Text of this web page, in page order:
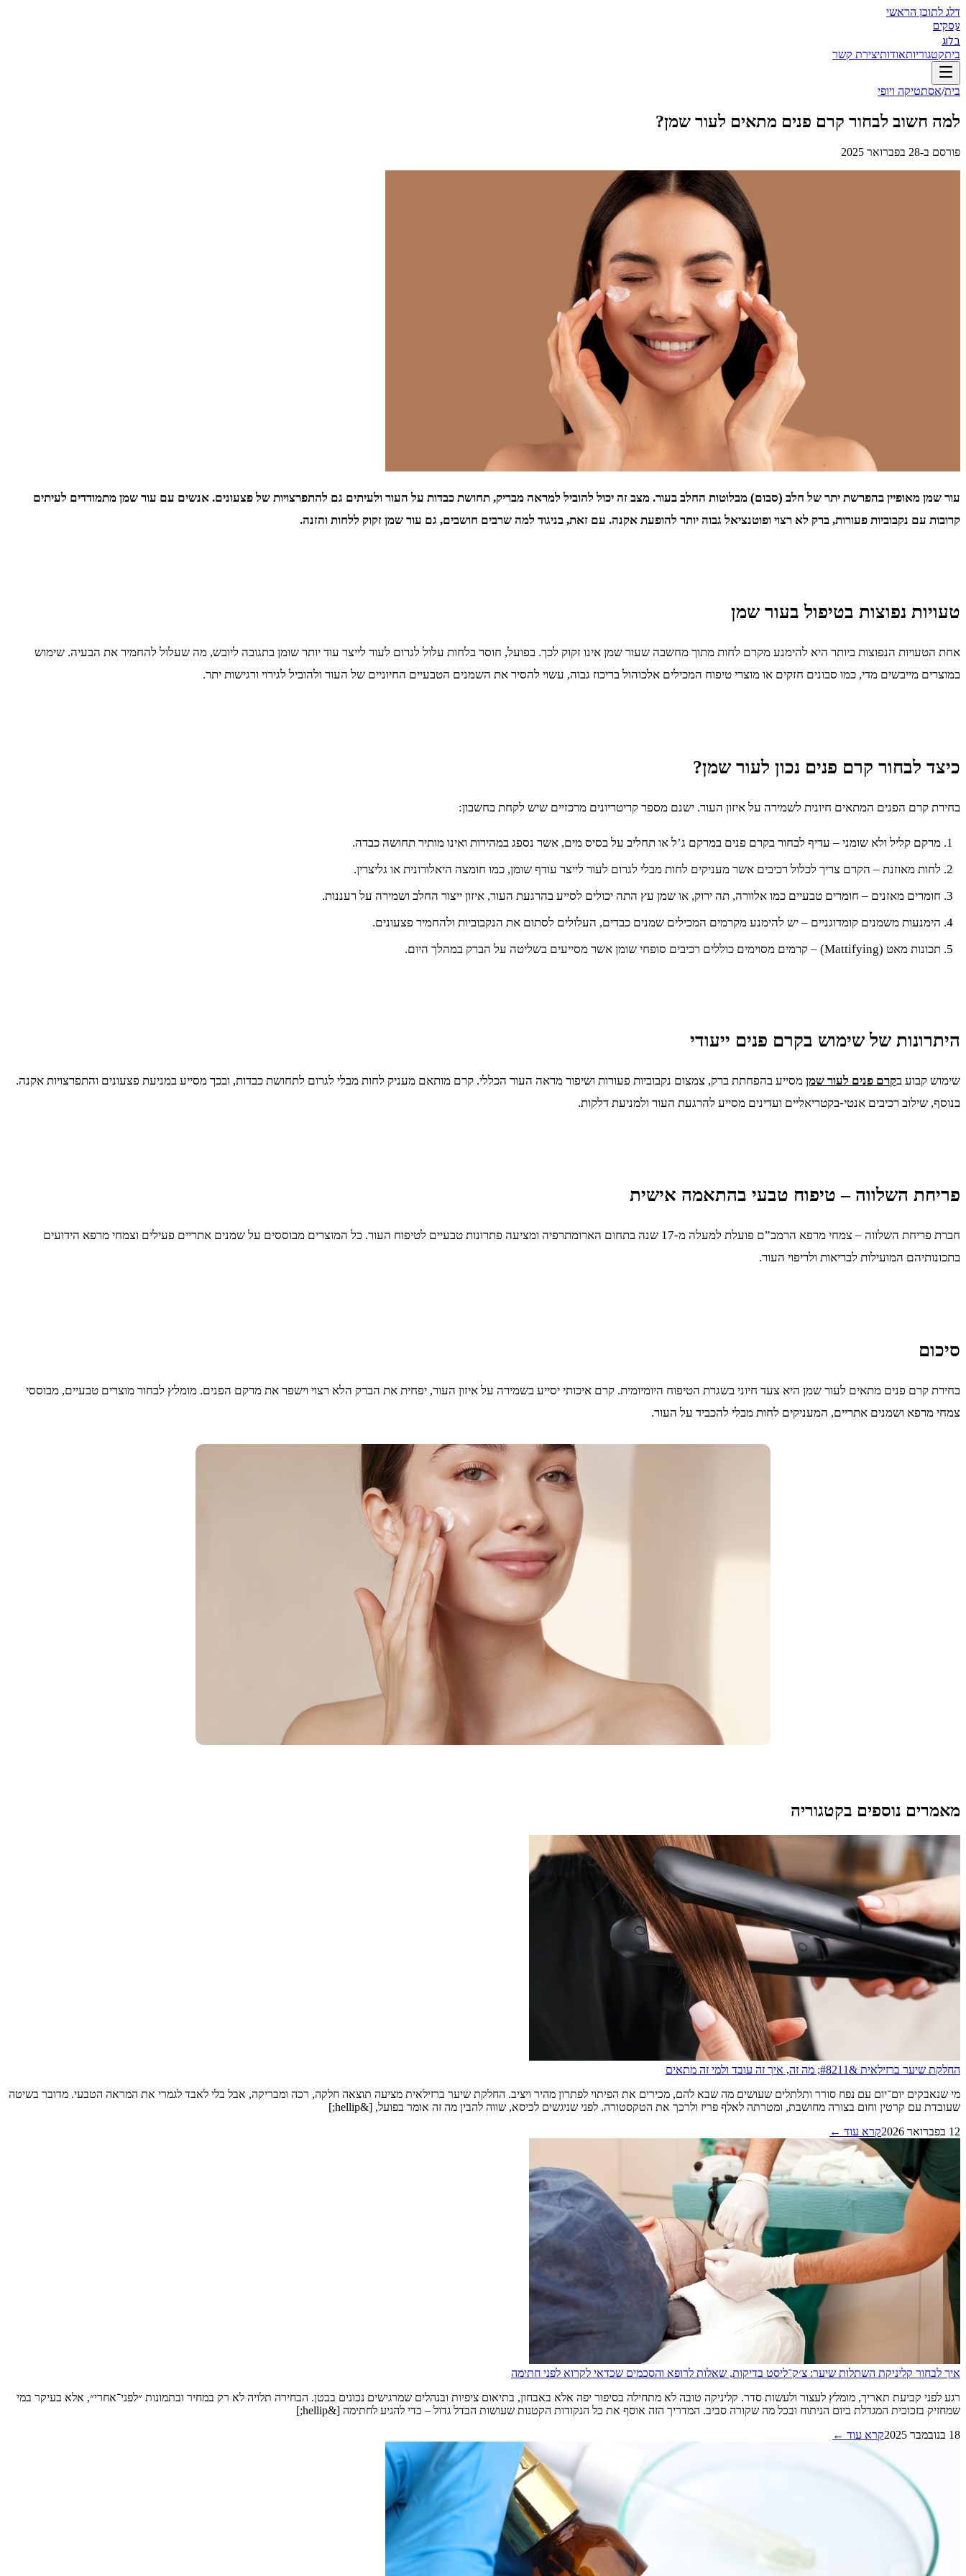
דלג לתוכן הראשי
עסקים
בלוג
ביתקטגוריותאודותיצירת קשר
בית/אסתטיקה ויופי
למה חשוב לבחור קרם פנים מתאים לעור שמן?
פורסם ב-28 בפברואר 2025
עור שמן מאופיין בהפרשת יתר של חלב (סבום) מבלוטות החלב בעור. מצב זה יכול להוביל למראה מבריק, תחושת כבדות על העור ולעיתים גם להתפרצויות של פצעונים. אנשים עם עור שמן מתמודדים לעיתים
קרובות עם נקבוביות פעורות, ברק לא רצוי ופוטנציאל גבוה יותר להופעת אקנה. עם זאת, בניגוד למה שרבים חושבים, גם עור שמן זקוק ללחות והזנה.
טעויות נפוצות בטיפול בעור שמן
אחת הטעויות הנפוצות ביותר היא להימנע מקרם לחות מתוך מחשבה שעור שמן אינו זקוק לכך. בפועל, חוסר בלחות עלול לגרום לעור לייצר עוד יותר שומן בתגובה ליובש, מה שעלול להחמיר את הבעיה. שימוש
במוצרים מייבשים מדי, כמו סבונים חזקים או מוצרי טיפוח המכילים אלכוהול בריכוז גבוה, עשוי להסיר את השמנים הטבעיים החיוניים של העור ולהוביל לגירוי ורגישות יתר.
כיצד לבחור קרם פנים נכון לעור שמן?
בחירת קרם הפנים המתאים חיונית לשמירה על איזון העור. ישנם מספר קריטריונים מרכזיים שיש לקחת בחשבון:
מרקם קליל ולא שומני – עדיף לבחור בקרם פנים במרקם ג’ל או תחליב על בסיס מים, אשר נספג במהירות ואינו מותיר תחושה כבדה.
לחות מאוזנת – הקרם צריך לכלול רכיבים אשר מעניקים לחות מבלי לגרום לעור לייצר עודף שומן, כמו חומצה היאלורונית או גליצרין.
חומרים מאזנים – חומרים טבעיים כמו אלוורה, תה ירוק, או שמן עץ התה יכולים לסייע בהרגעת העור, איזון ייצור החלב ושמירה על רעננות.
הימנעות משמנים קומדוגניים – יש להימנע מקרמים המכילים שמנים כבדים, העלולים לסתום את הנקבוביות ולהחמיר פצעונים.
תכונות מאט (Mattifying) – קרמים מסוימים כוללים רכיבים סופחי שומן אשר מסייעים בשליטה על הברק במהלך היום.
היתרונות של שימוש בקרם פנים ייעודי
שימוש קבוע בקרם פנים לעור שמן מסייע בהפחתת ברק, צמצום נקבוביות פעורות ושיפור מראה העור הכללי. קרם מותאם מעניק לחות מבלי לגרום לתחושת כבדות, ובכך מסייע במניעת פצעונים והתפרצויות אקנה.
בנוסף, שילוב רכיבים אנטי-בקטריאליים ועדינים מסייע להרגעת העור ולמניעת דלקות.
פריחת השלווה – טיפוח טבעי בהתאמה אישית
חברת פריחת השלווה – צמחי מרפא הרמב”ם פועלת למעלה מ-17 שנה בתחום הארומתרפיה ומציעה פתרונות טבעיים לטיפוח העור. כל המוצרים מבוססים על שמנים אתריים פעילים וצמחי מרפא הידועים
בתכונותיהם המועילות לבריאות ולריפוי העור.
סיכום
בחירת קרם פנים מתאים לעור שמן היא צעד חיוני בשגרת הטיפוח היומיומית. קרם איכותי יסייע בשמירה על איזון העור, יפחית את הברק הלא רצוי וישפר את מרקם הפנים. מומלץ לבחור מוצרים טבעיים, מבוססי
צמחי מרפא ושמנים אתריים, המעניקים לחות מבלי להכביד על העור.
מאמרים נוספים בקטגוריה
החלקת שיער ברזילאית &#8211; מה זה, איך זה עובד ולמי זה מתאים
מי שנאבקים יום־יום עם נפח סורר ותלתלים שעושים מה שבא להם, מכירים את הפיתוי לפתרון מהיר ויציב. החלקת שיער ברזילאית מציעה תוצאה חלקה, רכה ומבריקה, אבל בלי לאבד לגמרי את המראה הטבעי. מדובר בשיטה
שעובדת עם קרטין וחום בצורה מחושבת, ומטרתה לאלף פריז ולרכך את הטקסטורה. לפני שניגשים לכיסא, שווה להבין מה זה אומר בפועל, [&hellip;]
12 בפברואר 2026
קרא עוד ←
איך לבחור קליניקת השתלות שיער: צ׳ק־ליסט בדיקות, שאלות לרופא והסכמים שכדאי לקרוא לפני חתימה
רגע לפני קביעת תאריך, מומלץ לעצור ולעשות סדר. קליניקה טובה לא מתחילה בסיפור יפה אלא באבחון, בתיאום ציפיות ובנהלים שמרגישים נכונים בבטן. הבחירה תלויה לא רק במחיר ובתמונות ״לפני־אחרי״, אלא בעיקר במי
שמחזיק בזכוכית המגדלת ביום הניתוח ובכל מה שקורה סביב. המדריך הזה אוסף את כל הנקודות הקטנות שעושות הבדל גדול – כדי להגיע לחתימה [&hellip;]
18 בנובמבר 2025
קרא עוד ←